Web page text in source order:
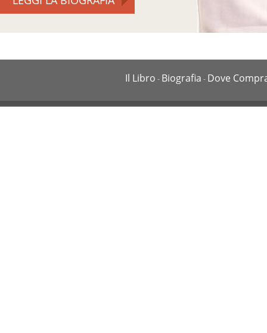
Il Libro - Biografia - Dove